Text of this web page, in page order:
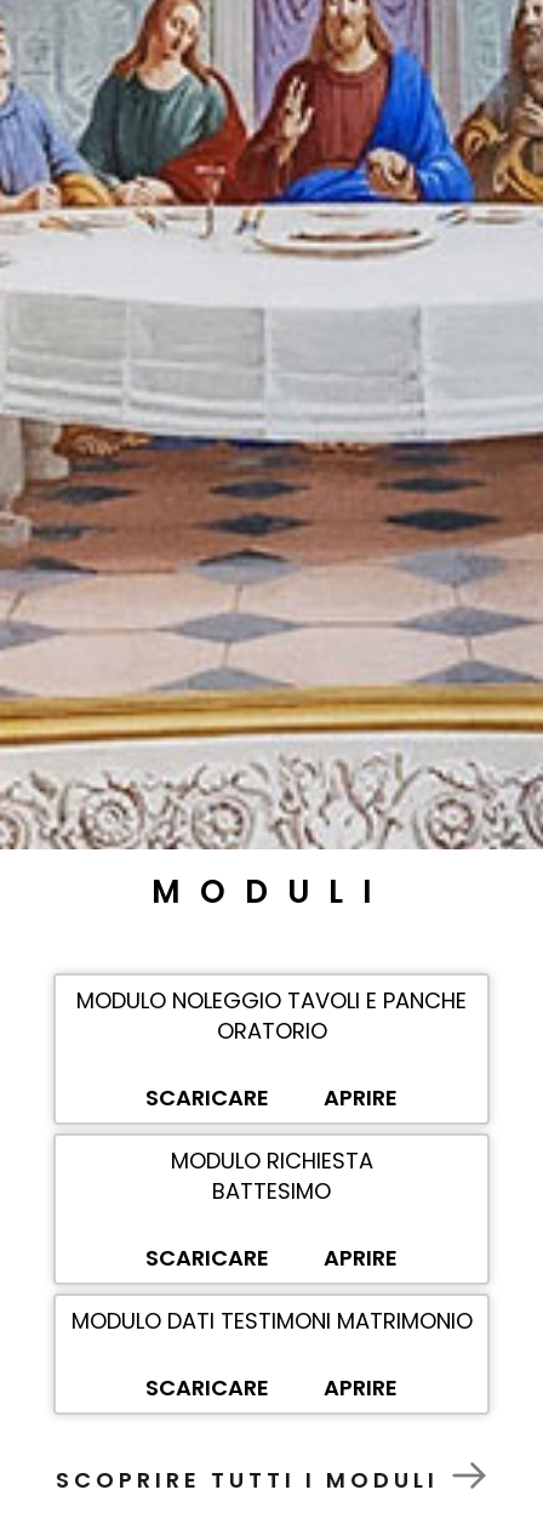
MODULI
MODULO NOLEGGIO TAVOLI E PANCHE
ORATORIO
SCARICARE APRIRE
MODULO RICHIESTA
BATTESIMO
SCARICARE APRIRE
MODULO DATI TESTIMONI MATRIMONIO
SCARICARE APRIRE
SCOPRIRE TUTTI I MODULI